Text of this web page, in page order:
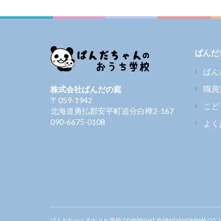
株式会社ぱんだの庭
〒059-1942
北海道勇払郡安平町追分白樺2-167
090-6675-0108
ぱんだ
ぱ
職員
こ
よ